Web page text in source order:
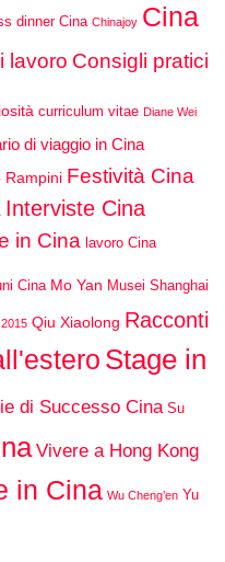
dinner Cina Chinajoy Cina
lavoro Consigli pratici
curriculum vitae Diane Wei
di viaggio in Cina
Rampini Festività Cina
Interviste Cina
in Cina lavoro Cina
Cina Mo Yan Musei Shanghai
Qiu Xiaolong Racconti
Stage in
di Successo Cina Su
Vivere a Hong Kong
in Cina Wu Cheng’en Yu